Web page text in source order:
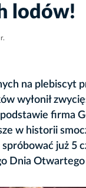
lodów!
na plebiscyt
wyłonił
firma
w historii
spróbować już 5
Dnia